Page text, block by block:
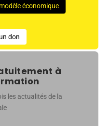
économique
don
à
les actualités de la